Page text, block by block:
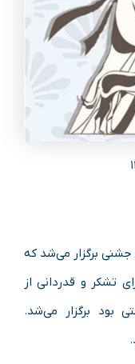
جشنی برگزار می‌شد که
تشکر و قدردانی از
بود برگزار می‌شد.